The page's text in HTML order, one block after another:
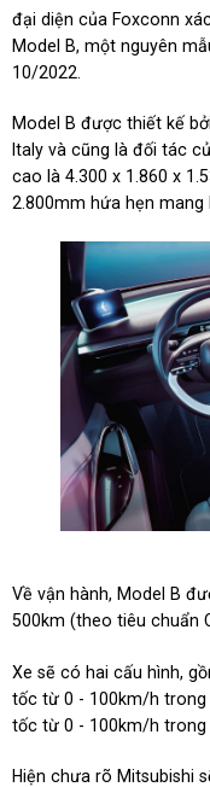
đại diện của Foxconn
Model B, một nguyên
10/2022.
Model B được thiết kế
Italy và cũng là đối tác
cao là 4.300 x 1.860 x
2.800mm hứa hẹn mang
Về vận hành, Model B
500km (theo tiêu chuẩn
Xe sẽ có hai cấu hình,
tốc từ 0 - 100km/h trong
tốc từ 0 - 100km/h trong
Hiện chưa rõ Mitsubishi